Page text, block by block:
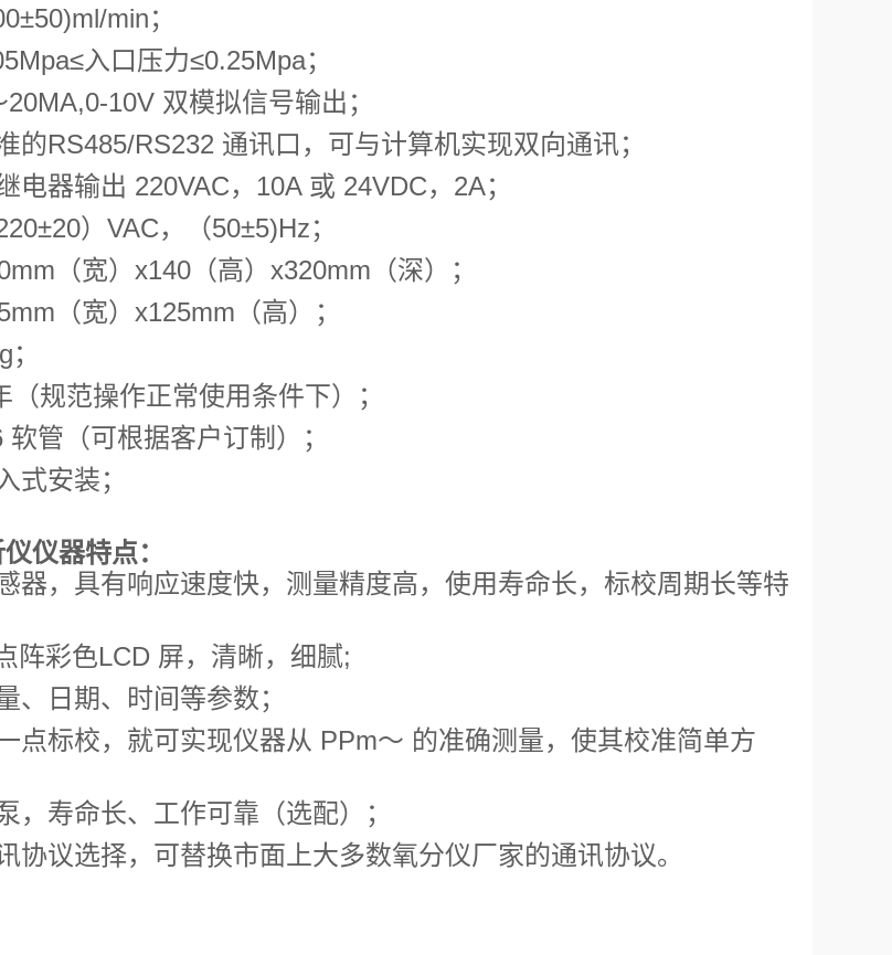
min；
入口压力≤0.25Mpa；
10V 双模拟信号输出；
的RS485/RS232 通讯口，可与计算机实现双向通讯；
电器输出 220VAC，10A 或 24VDC，2A；
）VAC，（50±5)Hz；
（宽）x140（高）x320mm（深）；
（宽）x125mm（高）；
规范操作正常使用条件下）；
管（可根据客户订制）；
式安装；
仪器特点：
器，具有响应速度快，测量精度高，使用寿命长，标校周期长等特
阵彩色LCD 屏，清晰，细腻;
、日期、时间等参数；
点标校，就可实现仪器从 PPm～ 的准确测量，使其校准简单方
，寿命长、工作可靠（选配）；
协议选择，可替换市面上大多数氧分仪厂家的通讯协议。